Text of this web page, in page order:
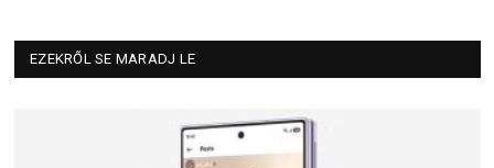
EZEKRŐL SE MARADJ LE